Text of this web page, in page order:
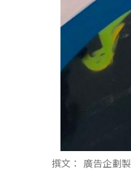
撰文： 廣告企劃